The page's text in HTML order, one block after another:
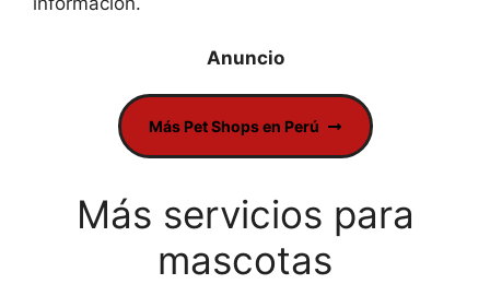
Más Pet Shops en Perú
Más servicios para
mascotas